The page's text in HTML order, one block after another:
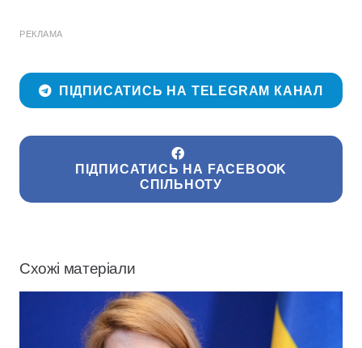
РЕКЛАМА
ПІДПИСАТИСЬ НА TELEGRAM КАНАЛ
ПІДПИСАТИСЬ НА FACEBOOK
СПІЛЬНОТУ
Схожі матеріали